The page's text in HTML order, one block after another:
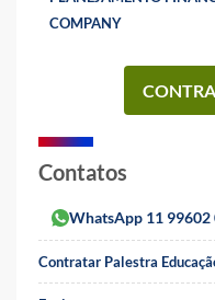
COMPANY
Contatos
WhatsApp 11 99602
Contratar Palestra